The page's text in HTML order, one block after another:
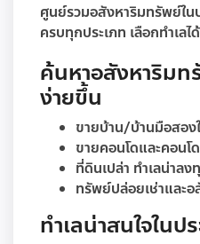
ศูนย์รวมอสังหาริมทรัพย์ใน
ครบทุกประเภท เลือกทำเลไ
ค้นหาอสังหาริมท
ง่ายขึ้น
ขายบ้าน/บ้านมือสอง
ขายคอนโดและคอนโ
ที่ดินเปล่า ทำเลน่าลง
ทรัพย์ปล่อยเช่าและ
ทำเลน่าสนใจในป